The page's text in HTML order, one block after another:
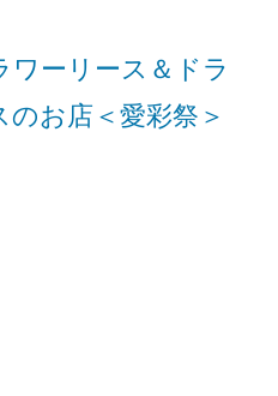
ワーリース＆ドラ
お店＜愛彩祭＞